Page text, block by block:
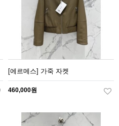
[에르메스] 가죽 자켓
460,000원